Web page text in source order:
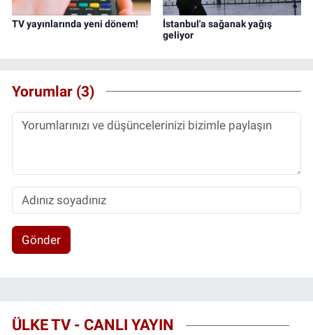
TV yayınlarında yeni dönem!
İstanbul'a sağanak yağış
geliyor
Yorumlar (3)
Gönder
ÜLKE TV - CANLI YAYIN